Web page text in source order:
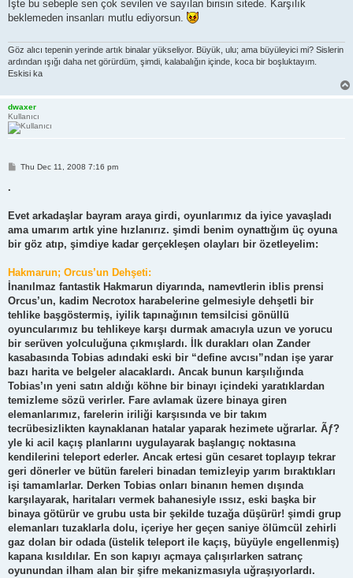
İşte bu sebeple sen çok sevilen ve sayılan birisin sitede. Karşılık
beklemeden insanları mutlu ediyorsun.
Göz alıcı tepenin yerinde artık binalar yükseliyor. Büyük, ulu; ama büyüleyici mi? Sislerin
ardından ışığı daha net görürdüm, şimdi, kalabalığın içinde, koca bir boşluktayım.
Eskisi ka
dwaxer
Kullanıcı
PThu Dec 11, 2008 7:16 pm
.
Evet arkadaşlar bayram araya girdi, oyunlarımız da iyice yavaşladı
ama umarım artık yine hızlanırız. şimdi benim oynattığım üç oyuna
bir göz atıp, şimdiye kadar gerçekleşen olayları bir özetleyelim:
Hakmarun; Orcus’un Dehşeti:
İnanılmaz fantastik Hakmarun diyarında, namevtlerin iblis prensi
Orcus’un, kadim Necrotox harabelerine gelmesiyle dehşetli bir
tehlike başgöstermiş, iyilik tapınağının temsilcisi gönüllü
oyuncularımız bu tehlikeye karşı durmak amacıyla uzun ve yorucu
bir serüven yolculuğuna çıkmışlardı. İlk durakları olan Zander
kasabasında Tobias adındaki eski bir “define avcısı”ndan işe yarar
bazı harita ve belgeler alacaklardı. Ancak bunun karşılığında
Tobias’ın yeni satın aldığı köhne bir binayı içindeki yaratıklardan
temizleme sözü verirler. Fare avlamak üzere binaya giren
elemanlarımız, farelerin iriliği karşısında ve bir takım
tecrübesizlikten kaynaklanan hatalar yaparak hezimete uğrarlar. Ãƒ?
yle ki acil kaçış planlarını uygulayarak başlangıç noktasına
kendilerini teleport ederler. Ancak ertesi gün cesaret toplayıp tekrar
geri dönerler ve bütün fareleri binadan temizleyip yarım bıraktıkları
işi tamamlarlar. Derken Tobias onları binanın hemen dışında
karşılayarak, haritaları vermek bahanesiyle ıssız, eski başka bir
binaya götürür ve grubu usta bir şekilde tuzağa düşürür! şimdi grup
elemanları tuzaklarla dolu, içeriye her geçen saniye ölümcül zehirli
gaz dolan bir odada (üstelik teleport ile kaçış, büyüyle engellenmiş)
kapana kısıldılar. En son kapıyı açmaya çalışırlarken satranç
oyunundan ilham alan bir şifre mekanizmasıyla uğraşıyorlardı.